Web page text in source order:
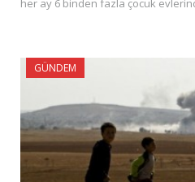
her ay 6 binden fazla çocuk
GÜNDEM